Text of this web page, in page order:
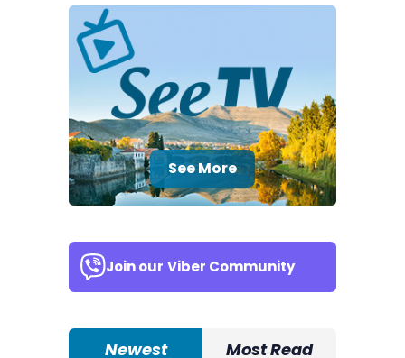
See More
Join our Viber Community
Newest Most Read